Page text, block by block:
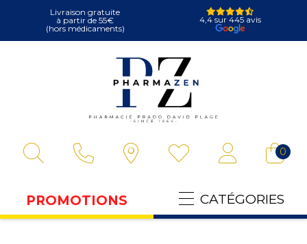
Livraison gratuite
à partir de 55€
(hors médicaments)
4,4 sur 445 avis
0
PROMOTIONS CATÉGORIES